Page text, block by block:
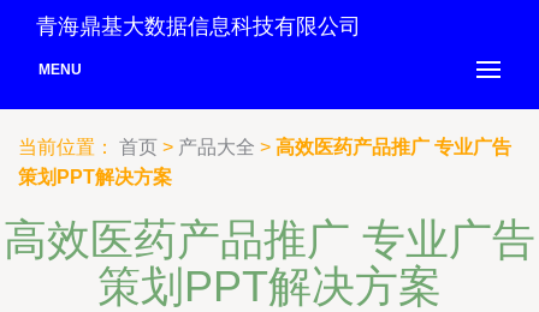
青海鼎基大数据信息科技有限公司
MENU
当前位置： 首页 > 产品大全 > 高效医药产品推广 专业广告
策划PPT解决方案
高效医药产品推广 专业广告
策划PPT解决方案